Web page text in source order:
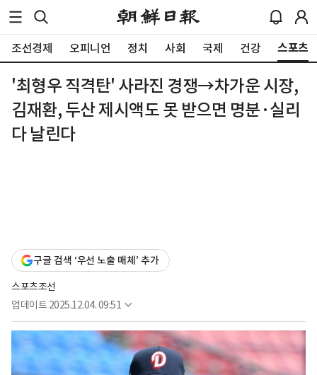
조선경제 오피니언 정치 사회 국제 건강 스포츠
'최형우 직격탄' 사라진 경쟁→차가운 시장,
김재환, 두산 제시액도 못 받으면 명분·실리
다 날린다
구글 검색 ‘우선 노출 매체’ 추가
스포츠조선
업데이트 2025.12.04. 09:51